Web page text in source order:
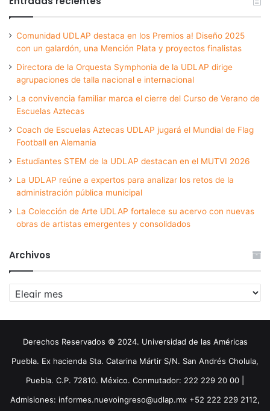
Comunidad UDLAP destaca en los Premios a! Diseño 2025
con un galardón, una Mención Plata y proyectos finalistas
Directora de la Orquesta Symphonia de la UDLAP dirige
agrupaciones de talla nacional e internacional
La convivencia familiar marca el cierre del Curso de Verano de
Escuelas Aztecas
Coach de Escuelas Aztecas UDLAP jugará el Mundial de Flag
Football en Alemania
Estudiantes STEM de la UDLAP destacan en el MUTVI 2026
La UDLAP reúne a expertos para analizar los retos de la
administración pública municipal
La Colección de Arte UDLAP fortalece su acervo con nuevas
obras de artistas emergentes y consolidados
Archivos
Archivos
Derechos Reservados © 2024. Universidad de las Américas
Puebla. Ex hacienda Sta. Catarina Mártir S/N. San Andrés Cholula,
Puebla. C.P. 72810. México. Conmutador: 222 229 20 00 |
Admisiones: informes.nuevoingreso@udlap.mx +52 222 229 2112,